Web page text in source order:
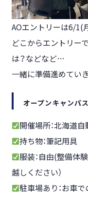
AOエントリーは6/1(
どこからエントリー
は？などなど…
一緒に準備進めてい
オープンキャンパ
開催場所：北海道
持ち物：筆記用具
服装：自由(整備体
越しください）
駐車場あり：お車で